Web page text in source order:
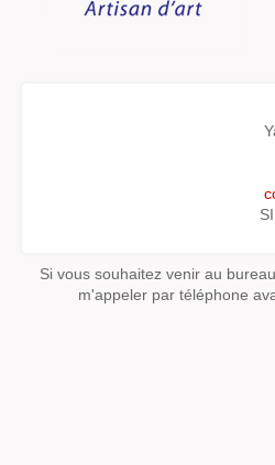
Si vous souhaitez venir au
m'appeler par téléphone